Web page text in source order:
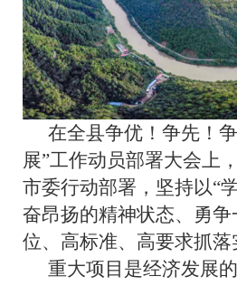
在全县争优！争先！
展”工作动员部署大会上
市委行动部署，坚持以“
奋昂扬的精神状态、勇
位、高标准、高要求抓
重大项目是经济发展